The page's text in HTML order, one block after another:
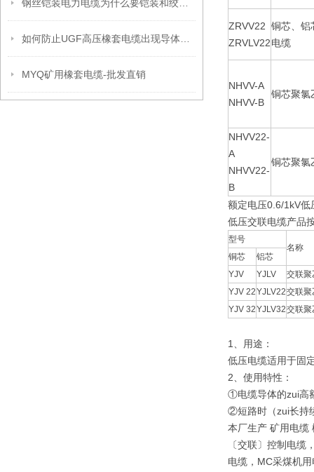
MYQ矿用橡套电缆-批发直销
ZRVV22
ZRVLV22
铜芯、铝
电缆
NHVV-A
NHVV-B
铜芯聚氯
NHVV22-
A
NHVV22-
B
铜芯聚氯
额定电压0.6/1kV低
低压交联电缆产品
型号
名称
铜芯
铝芯
YJV
YJLV
交联聚
YJV 22YJLV22交联聚
YJV 32YJLV32交联聚
1、用途：
低压电缆适用于固
2、使用特性：
①电缆导体的zui高
②短路时（zui长持
本厂生产 矿用电缆
〔交联〕控制电
电缆，MC采煤机